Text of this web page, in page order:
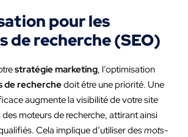
pour les
de recherche (SEO)
stratégie marketing, l’optimisation
de recherchedoit être une priorité. Une
augmente la visibilité de votre site
moteurs de recherche, attirant ainsi
Cela implique d’utiliser desmots-